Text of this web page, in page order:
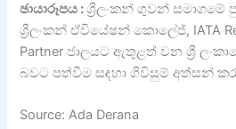
ඡායාරූපය :ශ්‍රීලංකන් ගුවන්
ශ්‍රීලංකන් ඒවියේෂන් කොලේජ්, IATA
Partner ජාලයට ඇතුළත් වන ශ්‍රී
බවට පත්වීම සඳහා ගිවිසුම් අත්සන්
Source: Ada Derana